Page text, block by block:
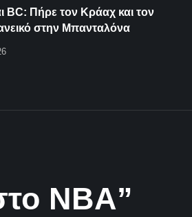
BC: Πήρε τον Κράαχ και τον
στην Μπανταλόνα
ΝΒΑ”